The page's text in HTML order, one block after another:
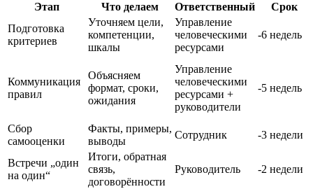
Этап Что делаем Ответственный
Срок
Подготовка
критериев
Уточняем цели,
компетенции,
шкалы
Управление
человеческими
ресурсами
-6 недель
Коммуникация
правил
Объясняем
формат, сроки,
ожидания
Управление
человеческими
ресурсами +
руководители
-5 недель
Сбор
самооценки
Факты, примеры,
выводы
Сотрудник -3 недели
Встречи „один
на один“
Итоги, обратная
связь,
договорённости
Руководитель -2 недели